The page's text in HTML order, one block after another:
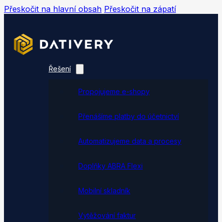
Přeskočit na hlavní obsah Přeskočit na zápatí
Řešení
Propojujeme e-shopy
Přenášíme platby do účetnictví
Automatizujeme data a procesy
Doplňky ABRA Flexi
Mobilní skladník
Vytěžování faktur